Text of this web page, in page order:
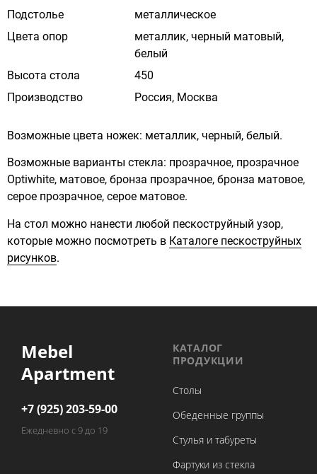
Подстолье
металлическое
Цвета опор
металлик, черный матовый,
белый
Высота стола
450
Производство
Россия, Москва
Возможные цвета ножек: металлик, черный, белый.
Возможные варианты стекла: прозрачное, прозрачное
Optiwhite, матовое, бронза прозрачное, бронза матовое,
серое прозрачное, серое матовое.
На стол можно нанести любой пескоструйный узор,
которые можно посмотреть в Каталоге пескоструйных
рисунков.
Mebel
Apartment
+7 (925) 203-59-00
Ежедневно с 9 до 19
КАТАЛОГ
ПРОДУКЦИИ
Столы
Обеденные группы
Стулья и табуреты
Фартуки из стекла